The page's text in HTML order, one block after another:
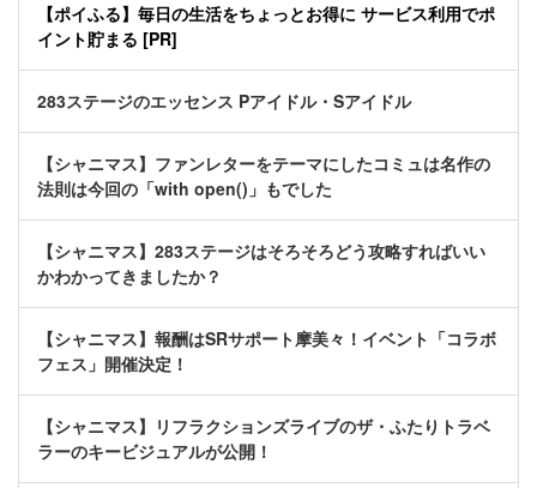
【ポイふる】毎日の生活をちょっとお得に サービス利用でポ
イント貯まる [PR]
283ステージのエッセンス Pアイドル・Sアイドル
【シャニマス】ファンレターをテーマにしたコミュは名作の
法則は今回の「with open()」もでした
【シャニマス】283ステージはそろそろどう攻略すればいい
かわかってきましたか？
【シャニマス】報酬はSRサポート摩美々！イベント「コラボ
フェス」開催決定！
【シャニマス】リフラクションズライブのザ・ふたりトラベ
ラーのキービジュアルが公開！